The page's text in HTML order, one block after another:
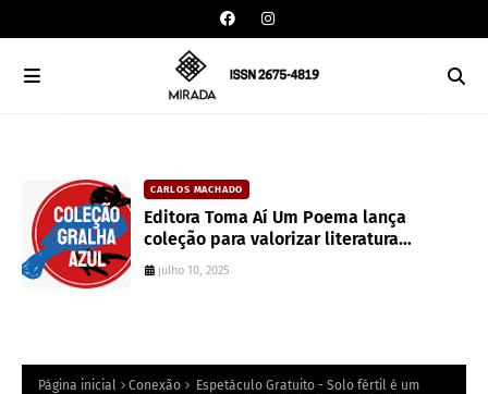
CARLOS MACHADO
Editora Toma Aí Um Poema lança
coleção para valorizar literatura
paranaense
julho 10, 2025
Página inicial Conexão
Espetáculo Gratuito - Solo fértil é um